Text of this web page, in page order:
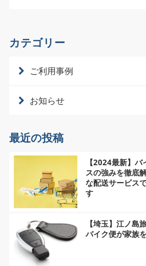
カテゴリー
ご利用事例
お知らせ
最近の投稿
【2024最新】
スの強みを徹底
な配送サービス
す
【埼玉】江ノ島
バイク便が家族